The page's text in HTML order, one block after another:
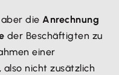
aber dieAnrechnung
der Beschäftigten zu
einer
nicht zusätzlich